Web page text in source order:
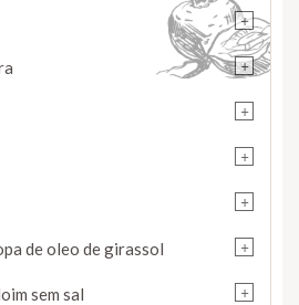
+
+
+
+
+
+
de oleo de girassol
+
sem sal